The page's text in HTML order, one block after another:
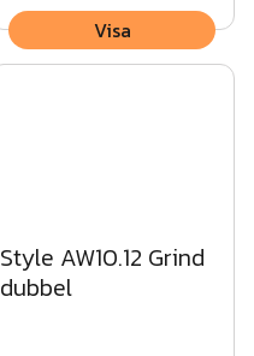
Visa
Style AW10.12 Grind
dubbel